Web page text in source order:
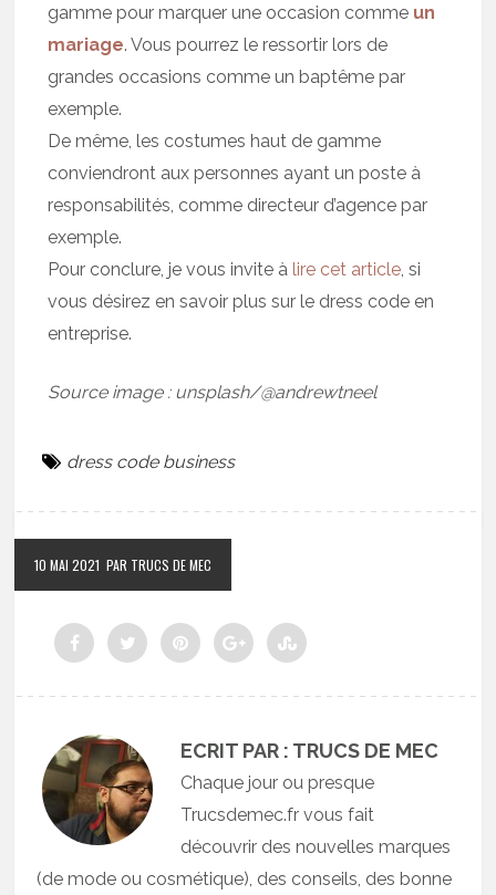
gamme pour marquer une occasion comme un
mariage. Vous pourrez le ressortir lors de
grandes occasions comme un baptême par
exemple.
De même, les costumes haut de gamme
conviendront aux personnes ayant un poste à
responsabilités, comme directeur d’agence par
exemple.
Pour conclure, je vous invite à lire cet article , si
vous désirez en savoir plus sur le dress code en
entreprise.
Source image : unsplash/@andrewtneel
dress code business
10 MAI 2021 PAR TRUCS DE MEC
ECRIT PAR : TRUCS DE MEC
Chaque jour ou presque
Trucsdemec.fr vous fait
découvrir des nouvelles marques
(de mode ou cosmétique), des conseils, des bonne